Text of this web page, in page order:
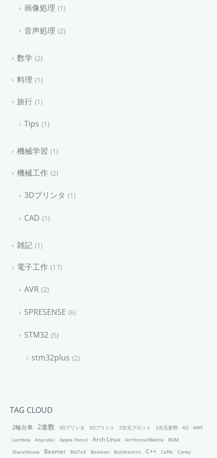
画像処理 1
音声処理 2
数学 2
料理 1
旅行 1
Tips 1
機械学習 1
機械工作 2
3Dプリンタ 1
CAD 1
雑記 1
電子工作 17
AVR 2
SPRESENSE 6
STM32 5
stm32plus 2
TAG CLOUD
2輪台車 2進数 3Dプリンタ 3Dプリント 3次元プロット 3次元姿勢 4G
AWS
Lambda
Anycubic Apple Pencil Arch Linux ArchInstallBattle
BGM
ShareHouse
Beamer BibTeX Boolean Buildcentric C++ Caffe
Conky